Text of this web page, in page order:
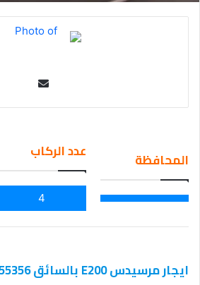
ail
المحافظة عدد الركاب
4
ايجار مرسيدس E200 بالسائق 01101555356